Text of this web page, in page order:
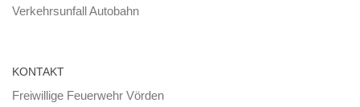
Verkehrsunfall Autobahn
KONTAKT
Freiwillige Feuerwehr Vörden